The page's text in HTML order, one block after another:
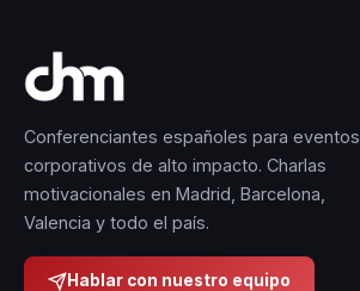
Conferenciantes españoles para eventos
corporativos de alto impacto. Charlas
motivacionales en Madrid, Barcelona,
Valencia y todo el país.
Hablar con nuestro equipo